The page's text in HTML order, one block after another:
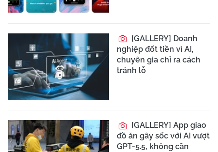
[GALLERY] Doanh
nghiệp đốt tiền vì AI,
chuyên gia chỉ ra cách
tránh lỗ
[GALLERY] App giao
đồ ăn gây sốc với AI vượt
GPT-5.5, không cần